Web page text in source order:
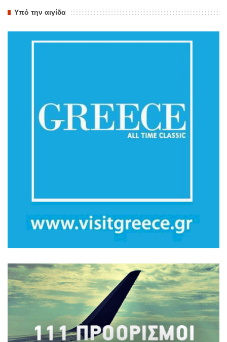
Υπό την αιγίδα